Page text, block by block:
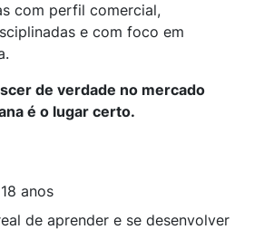
com perfil comercial,
e com foco em
de verdade no mercado
é o lugar certo.
anos
de aprender e se desenvolver